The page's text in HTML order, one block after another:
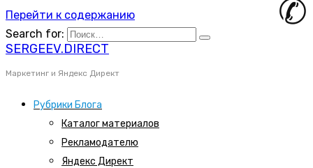
Перейти к содержанию
Search for:
SERGEEV.DIRECT
Маркетинг и Яндекс Директ
Рубрики Блога
Каталог материалов
Рекламодателю
Яндекс Директ